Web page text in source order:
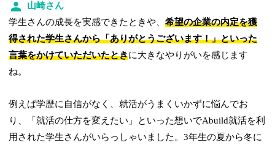
山崎さん
学生さんの成長を実感できたときや、希望の企業の内定を獲
得された学生さんから「ありがとうございます！」といった
言葉をかけていただいたときに大きなやりがいを感じます
ね。
例えば学歴に自信がなく、就活がうまくいかずに悩んでお
り、「就活の仕方を変えたい」といった想いでAbuild就活を利
用された学生さんがいらっしゃいました。3年生の夏から冬に